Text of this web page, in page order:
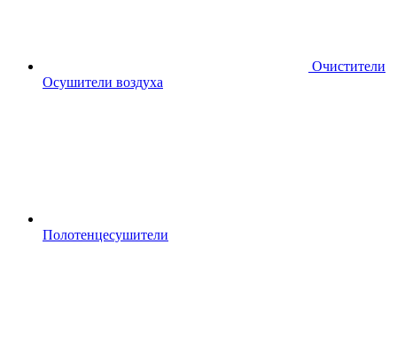
Очистители
Осушители воздуха
Полотенцесушители